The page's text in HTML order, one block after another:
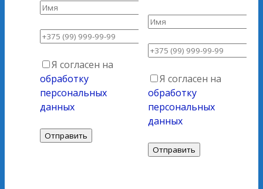
Я согласен на
обработку
персональных
данных
Я согласен на
обработку
персональных
данных